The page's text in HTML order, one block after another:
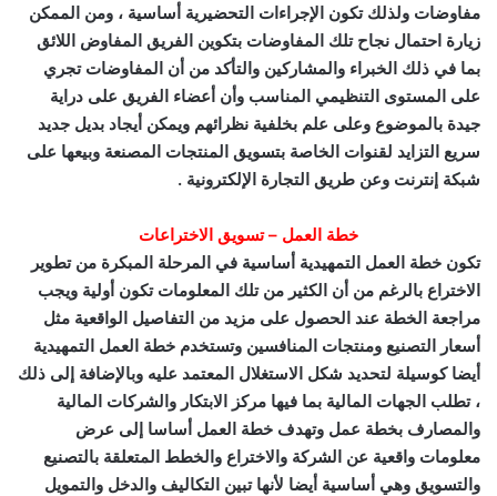
مفاوضات ولذلك تكون الإجراءات التحضيرية أساسية ، ومن الممكن
زيارة احتمال نجاح تلك المفاوضات بتكوين الفريق المفاوض اللائق
بما في ذلك الخبراء والمشاركين والتأكد من أن المفاوضات تجري
على المستوى التنظيمي المناسب وأن أعضاء الفريق على دراية
جيدة بالموضوع وعلى علم بخلفية نظرائهم ويمكن أيجاد بديل جديد
سريع التزايد لقنوات الخاصة بتسويق المنتجات المصنعة وبيعها على
شبكة إنترنت وعن طريق التجارة الإلكترونية .
خطة العمل – تسويق الاختراعات
تكون خطة العمل التمهيدية أساسية في المرحلة المبكرة من تطوير
الاختراع بالرغم من أن الكثير من تلك المعلومات تكون أولية ويجب
مراجعة الخطة عند الحصول على مزيد من التفاصيل الواقعية مثل
أسعار التصنيع ومنتجات المنافسين وتستخدم خطة العمل التمهيدية
أيضا كوسيلة لتحديد شكل الاستغلال المعتمد عليه وبالإضافة إلى ذلك
، تطلب الجهات المالية بما فيها مركز الابتكار والشركات المالية
والمصارف بخطة عمل وتهدف خطة العمل أساسا إلى عرض
معلومات واقعية عن الشركة والاختراع والخطط المتعلقة بالتصنيع
والتسويق وهي أساسية أيضا لأنها تبين التكاليف والدخل والتمويل